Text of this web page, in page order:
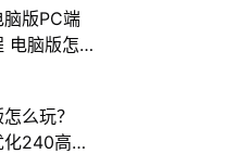
版PC端
电脑版怎
么玩？
240高帧